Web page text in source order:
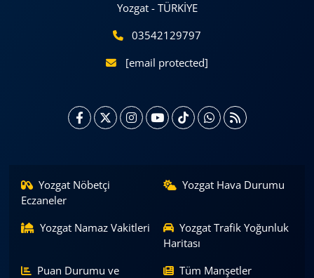
Yozgat - TÜRKİYE
03542129797
[email protected]
Yozgat Nöbetçi
Eczaneler
Yozgat Hava Durumu
Yozgat Namaz Vakitleri
Yozgat Trafik Yoğunluk
Haritası
Puan Durumu ve
Tüm Manşetler